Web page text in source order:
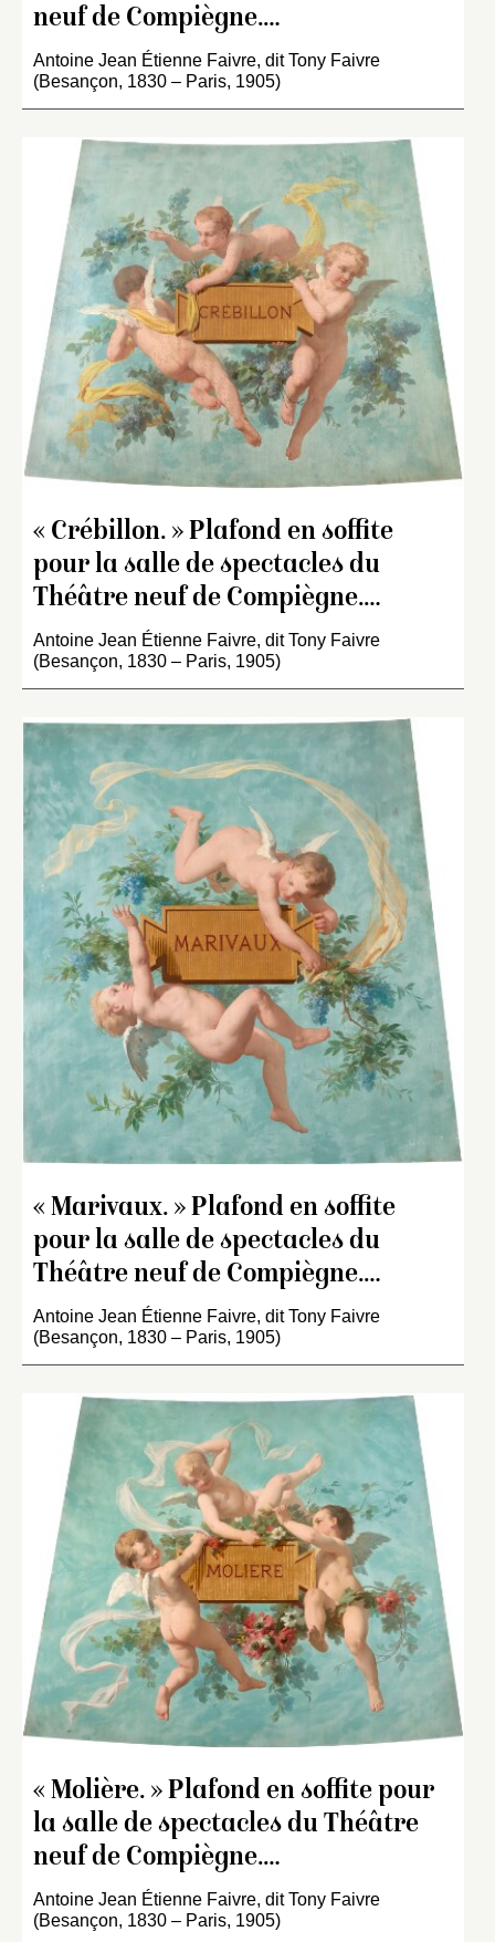
neuf de Compiègne.…
Antoine Jean Étienne Faivre, dit Tony Faivre
(Besançon, 1830 – Paris, 1905)
« Crébillon. » Plafond en soffite
pour la salle de spectacles du
Théâtre neuf de Compiègne.…
Antoine Jean Étienne Faivre, dit Tony Faivre
(Besançon, 1830 – Paris, 1905)
« Marivaux. » Plafond en soffite
pour la salle de spectacles du
Théâtre neuf de Compiègne.…
Antoine Jean Étienne Faivre, dit Tony Faivre
(Besançon, 1830 – Paris, 1905)
« Molière. » Plafond en soffite pour
la salle de spectacles du Théâtre
neuf de Compiègne.…
Antoine Jean Étienne Faivre, dit Tony Faivre
(Besançon, 1830 – Paris, 1905)